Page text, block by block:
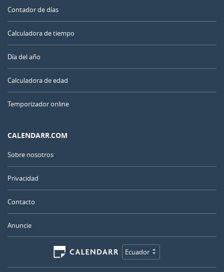
Contador de días
Calculadora de tiempo
Día del año
Calculadora de edad
Temporizador online
CALENDARR.COM
Sobre nosotros
Privacidad
Contacto
Anuncie
Ecuador